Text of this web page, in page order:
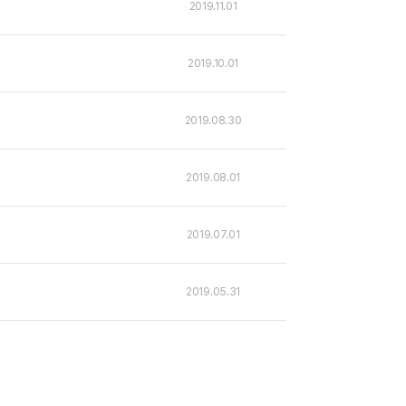
2019.11.01
2019.10.01
2019.08.30
2019.08.01
2019.07.01
2019.05.31